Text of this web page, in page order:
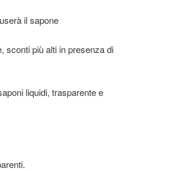
il sapone
sconti più alti in presenza di
liquidi, trasparente e